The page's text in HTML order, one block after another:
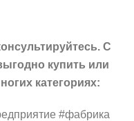
С
купить или
категориях:
#фабрика